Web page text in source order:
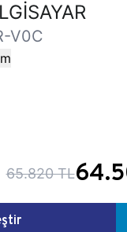
V0C
65.820 TL